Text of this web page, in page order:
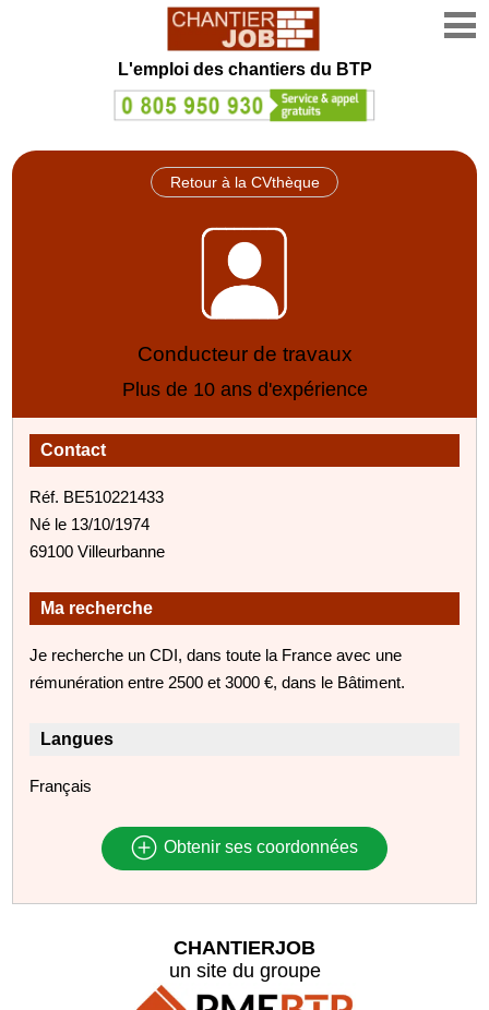
L'emploi des chantiers du BTP
Retour à la CVthèque
Conducteur de travaux
Plus de 10 ans d'expérience
Contact
Réf. BE510221433
Né le 13/10/1974
69100 Villeurbanne
Ma recherche
Je recherche un CDI, dans toute la France avec une
rémunération entre 2500 et 3000 €, dans le Bâtiment.
Langues
Français
Obtenir ses coordonnées
CHANTIERJOB
un site du groupe